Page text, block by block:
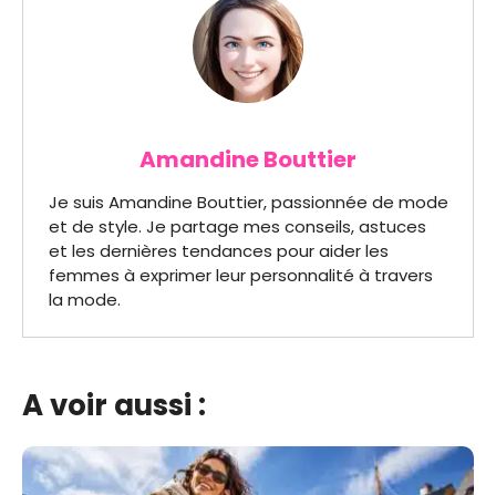
Amandine Bouttier
Je suis Amandine Bouttier, passionnée de mode
et de style. Je partage mes conseils, astuces
et les dernières tendances pour aider les
femmes à exprimer leur personnalité à travers
la mode.
A voir aussi :